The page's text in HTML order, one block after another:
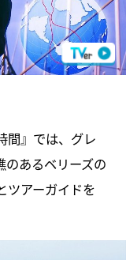
間』では、グレ
あるベリーズの
ツアーガイドを